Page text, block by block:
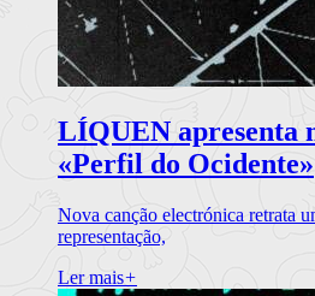
LÍQUEN apresenta
«Perfil do Ocidente»
Nova canção electrónica retrata
representação,
Ler mais+